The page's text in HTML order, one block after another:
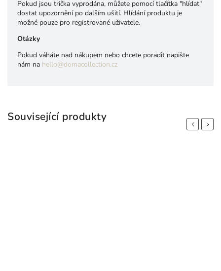
Pokud jsou trička vyprodána, můžete pomocí tlačítka "hlídat"
dostat upozornění po dalším ušití. Hlídání produktu je
možné pouze pro registrované uživatele.
Otázky
Pokud váháte nad nákupem nebo chcete poradit napište
nám na hello@domacollection.cz
Související produkty
PreviousNext